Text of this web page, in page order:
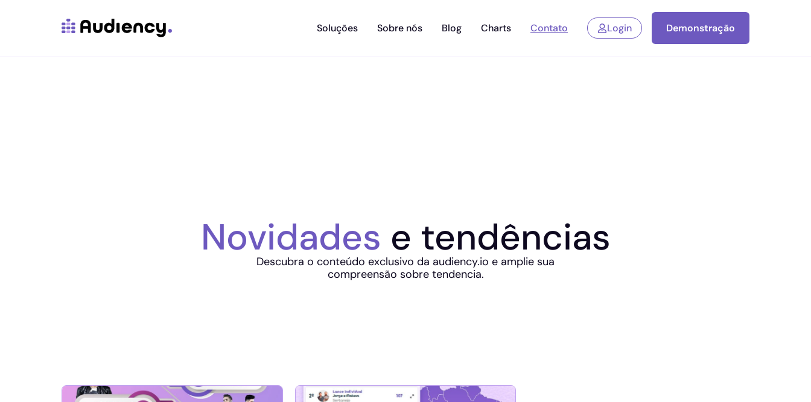
Soluções Sobre nós Blog Charts Contato Login Demonstração
Novidades e tendências
Descubra o conteúdo exclusivo da audiency.io e amplie sua
compreensão sobre tendencia.